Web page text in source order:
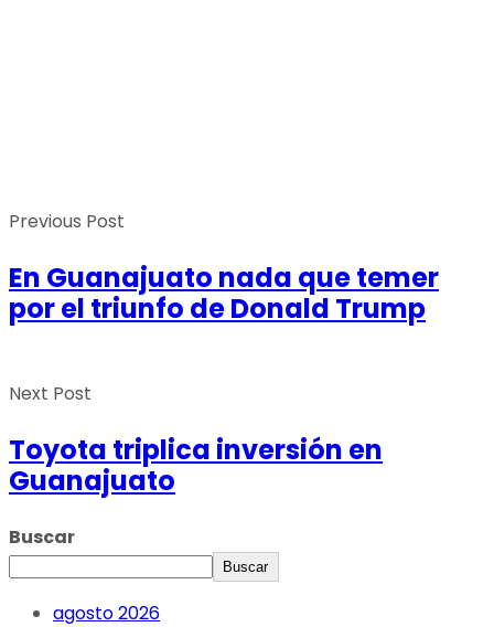
Previous Post
En Guanajuato nada que temer
por el triunfo de Donald Trump
Next Post
Toyota triplica inversión en
Guanajuato
Buscar
Buscar
agosto 2026